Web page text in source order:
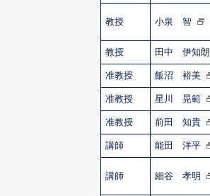
教授 小泉 智
教授 田中 伊知朗
准教授 飯沼 裕美
准教授 星川 晃範
准教授 前田 知貴
講師 能田 洋平
講師 細谷 孝明